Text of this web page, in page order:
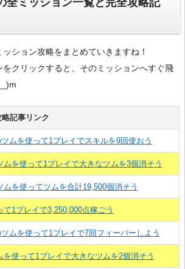
全ミッション一覧と完全攻略記
ション攻略をまとめていきますね！
クリックすると、そのミッションへすぐ飛
記事リンク
ムを使って1プレイでスキルを9回使おう
を使って1プレイで大きなツムを3個消そう
を使ってツムを合計19,500個消そう
1プレイで3,250,000点稼ごう
ムを使って1プレイで7回フィーバーしよう
使って1プレイで大きなツムを2個消そう